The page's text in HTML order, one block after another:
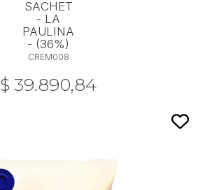
SACHET
- LA
PAULINA
- (36%)
CREM008
$ 39.890,84